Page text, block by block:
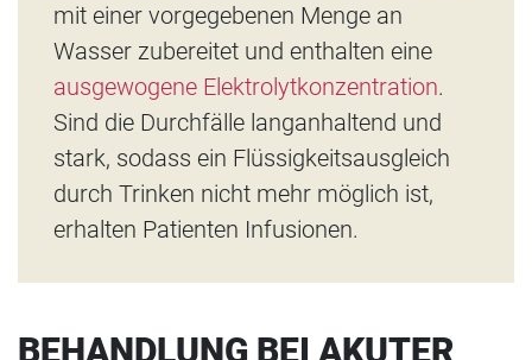
mit einer vorgegebenen Menge an
Wasser zubereitet und enthalten eine
ausgewogene Elektrolytkonzentration.
Sind die Durchfälle langanhaltend und
stark, sodass ein Flüssigkeitsausgleich
durch Trinken nicht mehr möglich ist,
erhalten Patienten Infusionen.
BEHANDLUNG BEI AKUTER